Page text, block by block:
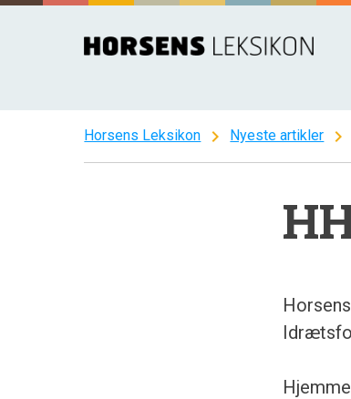
Spring
Horsens Leksikon chevron_right Nyeste artikler chevron_right